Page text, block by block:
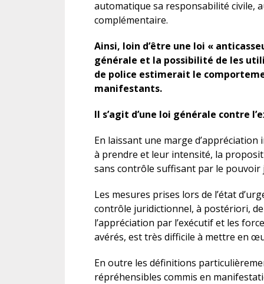
automatique sa responsabilité civile,
complémentaire.
Ainsi, loin d’être une loi «
générale et la possibilité de les
de police estimerait le
manifestants.
Il s’agit d’une loi générale contre
En laissant une marge
à prendre et leur intensité, la
sans contrôle suffisant par le pouvoir
Les mesures prises lors de l’état
contrôle juridictionnel, à postériori,
l’appréciation par l’exécutif et les
avérés, est très difficile à mettre en
En outre les définitions
répréhensibles commis en